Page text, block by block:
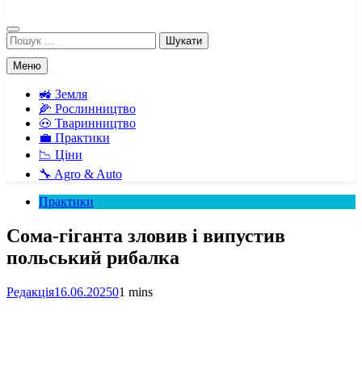
Пошук:
Меню
🚜 Земля
🌽 Рослинництво
🐽 Тваринництво
💼 Практики
📉 Ціни
🔧 Agro & Auto
Практики
Сома-гіганта зловив і випустив
польський рибалка
Редакція16.06.202501 mins